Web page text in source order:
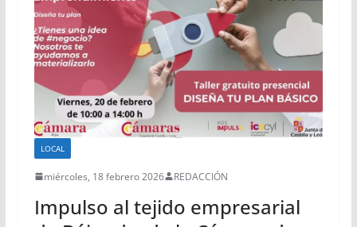
LOCAL
miércoles, 18 febrero 2026 REDACCIÓN
Impulso al tejido empresarial